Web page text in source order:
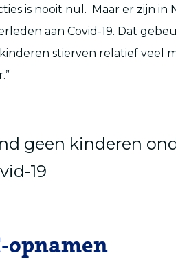
is nooit nul. Maar er zijn in
aan Covid-19. Dat
stierven relatief veel
geen kinderen
19
opnamen